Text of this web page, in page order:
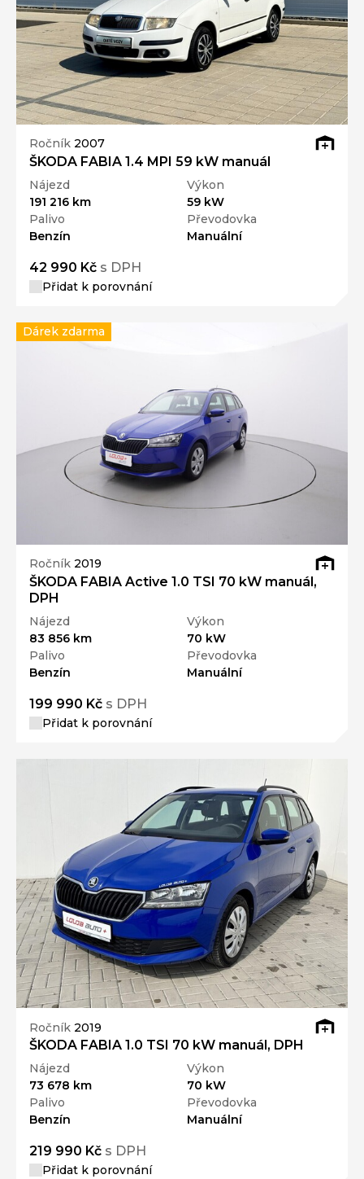
Ročník 2007
ŠKODA FABIA 1.4 MPI 59 kW manuál
Nájezd
191 216 km
Výkon
59 kW
Palivo
Benzín
Převodovka
Manuální
42 990 Kč s DPH
Přidat k porovnání
Ročník 2019
ŠKODA FABIA Active 1.0 TSI 70 kW manuál,
DPH
Nájezd
83 856 km
Výkon
70 kW
Palivo
Benzín
Převodovka
Manuální
199 990 Kč s DPH
Přidat k porovnání
Dárek zdarma
Ročník 2019
ŠKODA FABIA 1.0 TSI 70 kW manuál, DPH
Nájezd
73 678 km
Výkon
70 kW
Palivo
Benzín
Převodovka
Manuální
219 990 Kč s DPH
Přidat k porovnání